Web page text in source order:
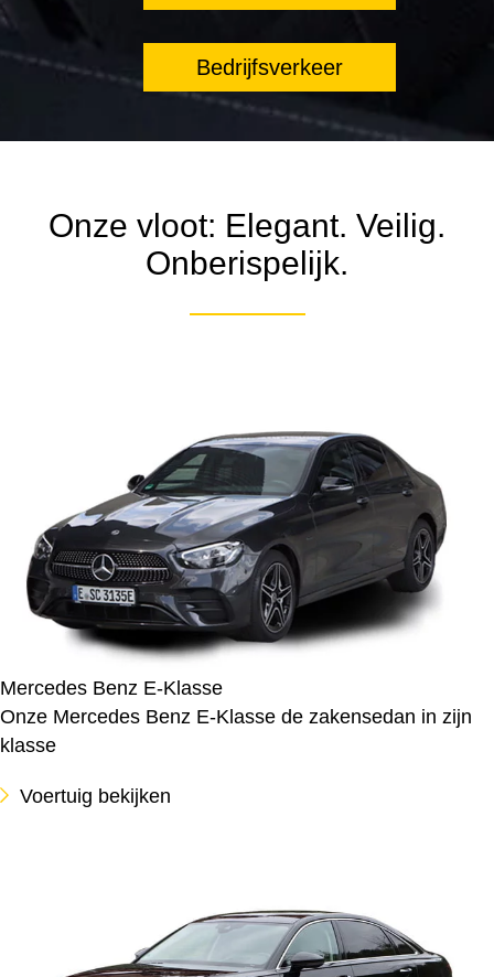
Bedrijfsverkeer
Onze vloot: Elegant. Veilig.
Onberispelijk.
Mercedes Benz E-Klasse
Onze Mercedes Benz E-Klasse de zakensedan in zijn
klasse
Voertuig bekijken